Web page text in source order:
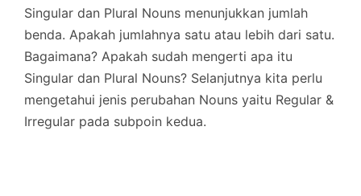
Singular dan Plural Nouns menunjukkan jumlah
benda. Apakah jumlahnya satu atau lebih dari satu.
Bagaimana? Apakah sudah mengerti apa itu
Singular dan Plural Nouns? Selanjutnya kita perlu
mengetahui jenis perubahan Nouns yaitu Regular &
Irregular pada subpoin kedua.